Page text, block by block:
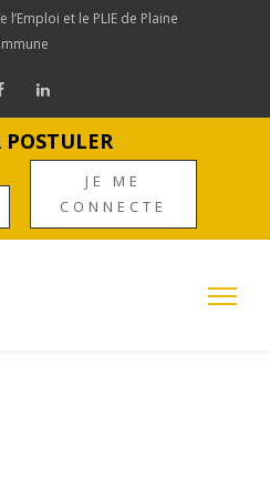
et le PLIE de Plaine
POSTULER
JE ME
CONNECTE